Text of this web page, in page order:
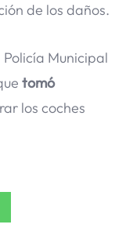
de los daños.
Municipal
tomó
los coches